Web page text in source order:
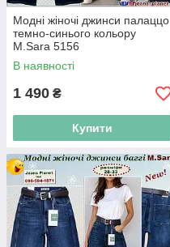
Модні жіночі джинси палаццо
темно-синього кольору
M.Sara 5156
В наявності
1 490 ₴
Купити